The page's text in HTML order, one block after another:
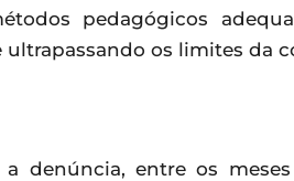
pedagógicos
os limites da
denúncia, entre os